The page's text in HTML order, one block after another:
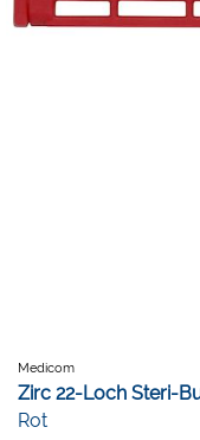
Medicom
Zirc 22-Loch Steri-
Rot